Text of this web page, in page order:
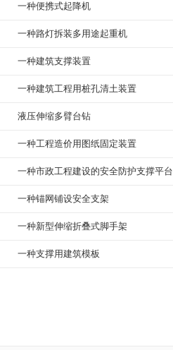
一种便携式起降机
一种路灯拆装多用途起重机
一种建筑支撑装置
一种建筑工程用桩孔清土装置
液压伸缩多臂台钻
一种工程造价用图纸固定装置
一种市政工程建设的安全防护支撑平台
一种锚网铺设安全支架
一种新型伸缩折叠式脚手架
一种支撑用建筑模板